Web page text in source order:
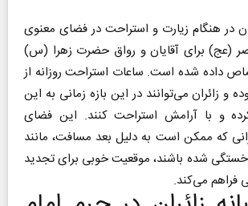
در هنگام زیارت و استراحت در فضای معنوی
(عج) برای آقایان و رواق حضرت زهرا (س)
داده شده است. ساعات استراحت روزانه از
14 تا 17 بوده و زائران می‌توانند در این بازه زمانی به این
و با آرامش استراحت کنند. این فضای
که ممکن است به دلیل بعد مسافت، مانند
خستگی شده باشند، موقعیت خوبی برای تجدید
فراهم می‌کند.